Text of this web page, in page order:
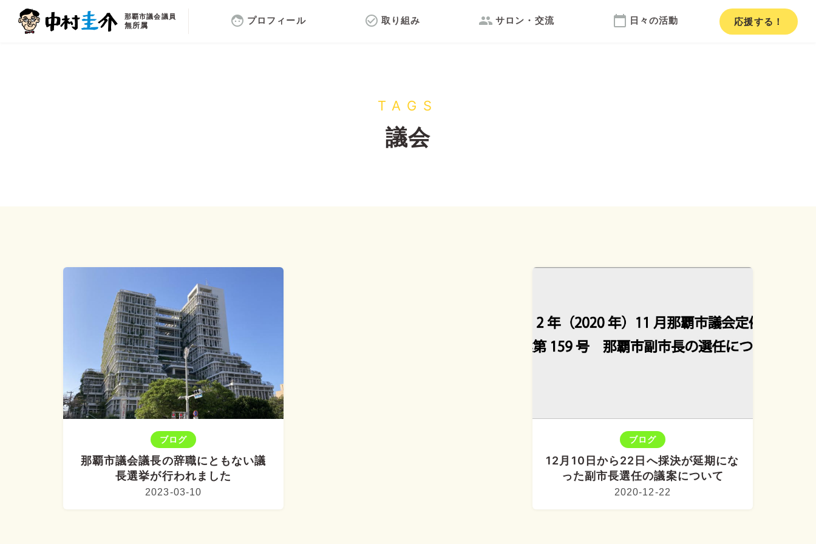
那覇市議会議員
無所属 face プロフィール check_circle_outline 取り組み group サロン・交流 calendar_today 日々の活動 応援する！
TAGS
議会
ブログ
那覇市議会議長の辞職にともない議
長選挙が行われました
2023-03-10
ブログ
12月10日から22日へ採決が延期にな
った副市長選任の議案について
2020-12-22